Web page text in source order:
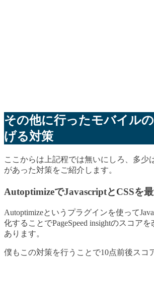
その他に行ったモバイル
げる対策
ここからは上記程では無いにしろ、多少
があった対策をご紹介します。
AutoptimizeでJavascriptとCSSを
Autoptimizeというプラグインを使って
化することでPageSpeed insightのスコア
あります。
僕もこの対策を行うことで10点前後スコ